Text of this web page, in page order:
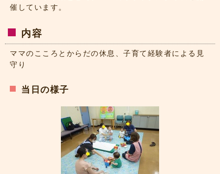
催しています。
内容
ママのこころとからだの休息、子育て経験者による見
守り
当日の様子